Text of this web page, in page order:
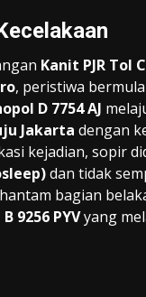
Kanit PJR Tol
, peristiwa
D 7754 AJ
Jakarta dengan
kejadian, sopir
dan tidak
bagian
9256 PYVyang